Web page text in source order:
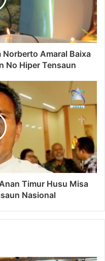
Amaral Baixa
No Hiper Tensaun
Timur Husu Misa
Nasional